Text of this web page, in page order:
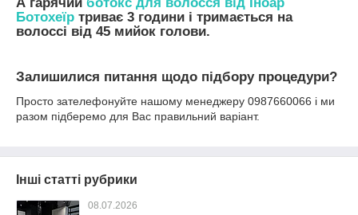
Ботохеїр триває 3 години і тримається на
волоссі від 45 мийок голови.
Залишилися питання щодо підбору процедури?
Просто зателефонуйте нашому менеджеру 0987660066 і ми
разом підберемо для Вас правильний варіант.
Інші статті рубрики
08.07.2026